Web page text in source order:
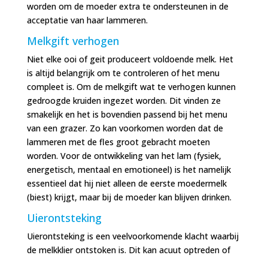
worden om de moeder extra te ondersteunen in de
acceptatie van haar lammeren.
Melkgift verhogen
Niet elke ooi of geit produceert voldoende melk. Het
is altijd belangrijk om te controleren of het menu
compleet is. Om de melkgift wat te verhogen kunnen
gedroogde kruiden ingezet worden. Dit vinden ze
smakelijk en het is bovendien passend bij het menu
van een grazer. Zo kan voorkomen worden dat de
lammeren met de fles groot gebracht moeten
worden. Voor de ontwikkeling van het lam (fysiek,
energetisch, mentaal en emotioneel) is het namelijk
essentieel dat hij niet alleen de eerste moedermelk
(biest) krijgt, maar bij de moeder kan blijven drinken.
Uierontsteking
Uierontsteking is een veelvoorkomende klacht waarbij
de melkklier ontstoken is. Dit kan acuut optreden of